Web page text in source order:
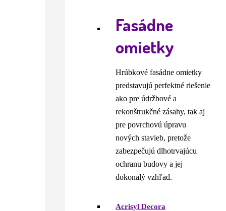
Fasádne
omietky
Hrúbkové fasádne omietky
predstavujú perfektné riešenie
ako pre údržbové a
rekonštrukčné zásahy, tak aj
pre povrchovú úpravu
nových stavieb, pretože
zabezpečujú dlhotrvajúcu
ochranu budovy a jej
dokonalý vzhľad.
Acrisyl Decora